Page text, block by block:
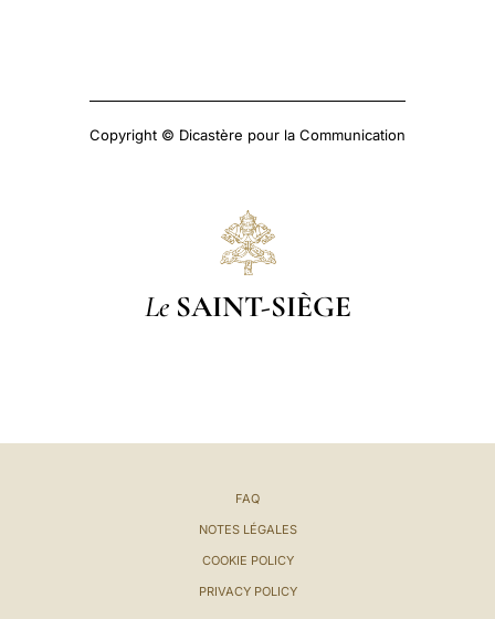
Copyright © Dicastère pour la Communication
Le SAINT-SIÈGE
FAQ
NOTES LÉGALES
COOKIE POLICY
PRIVACY POLICY